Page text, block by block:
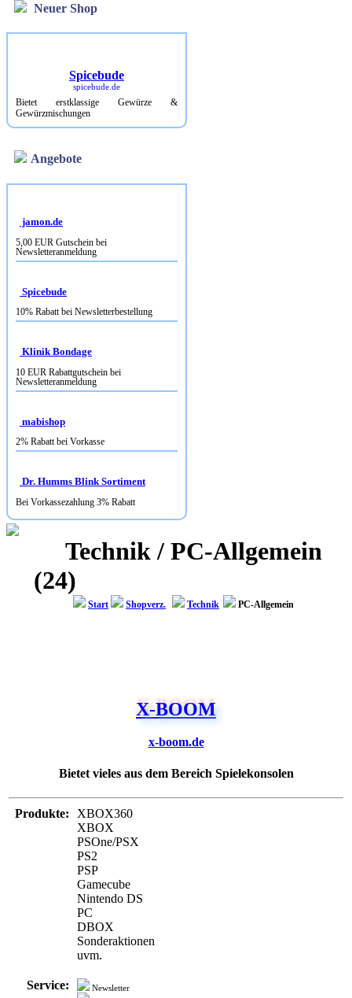
Neuer Shop
Spicebude
spicebude.de
Bietet erstklassige Gewürze &
Gewürzmischungen
Angebote
jamon.de
5,00 EUR Gutschein bei
Newsletteranmeldung
Spicebude
10% Rabatt bei Newsletterbestellung
Klinik Bondage
10 EUR Rabattgutschein bei
Newsletteranmeldung
mabishop
2% Rabatt bei Vorkasse
Dr. Humms Blink Sortiment
Bei Vorkassezahlung 3% Rabatt
Technik / PC-Allgemein
(24)
Start Shopverz. Technik PC-Allgemein
X-BOOM
x-boom.de
Bietet vieles aus dem Bereich Spielekonsolen
Produkte:
XBOX360
XBOX
PSOne/PSX
PS2
PSP
Gamecube
Nintendo DS
PC
DBOX
Sonderaktionen
uvm.
Service:
Newsletter